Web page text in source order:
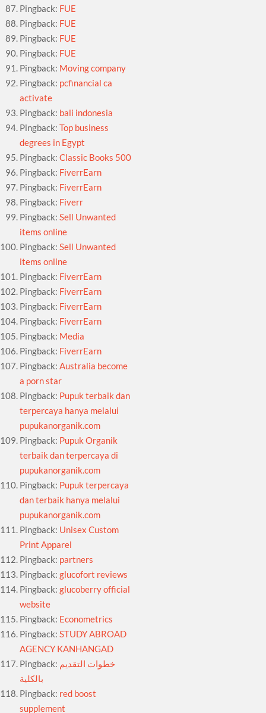
Pingback: FUE
Pingback: FUE
Pingback: FUE
Pingback: FUE
Pingback: Moving company
Pingback: pcfinancial ca
activate
Pingback: bali indonesia
Pingback:Top business
degrees in Egypt
Pingback:Classic Books 500
Pingback: FiverrEarn
Pingback: FiverrEarn
Pingback: Fiverr
Pingback:Sell Unwanted
items online
Pingback:Sell Unwanted
items online
Pingback: FiverrEarn
Pingback: FiverrEarn
Pingback: FiverrEarn
Pingback: FiverrEarn
Pingback: Media
Pingback: FiverrEarn
Pingback:Australia become
a porn star
Pingback: Pupuk terbaik dan
terpercaya hanya melalui
pupukanorganik.com
Pingback: Pupuk Organik
terbaik dan terpercaya di
pupukanorganik.com
Pingback: Pupuk terpercaya
dan terbaik hanya melalui
pupukanorganik.com
Pingback: Unisex Custom
Print Apparel
Pingback: partners
Pingback:glucofort reviews
Pingback:glucoberry official
website
Pingback: Econometrics
Pingback:STUDY ABROAD
AGENCY KANHANGAD
Pingback: خطوات التقديم
بالكلية
Pingback: red boost
supplement